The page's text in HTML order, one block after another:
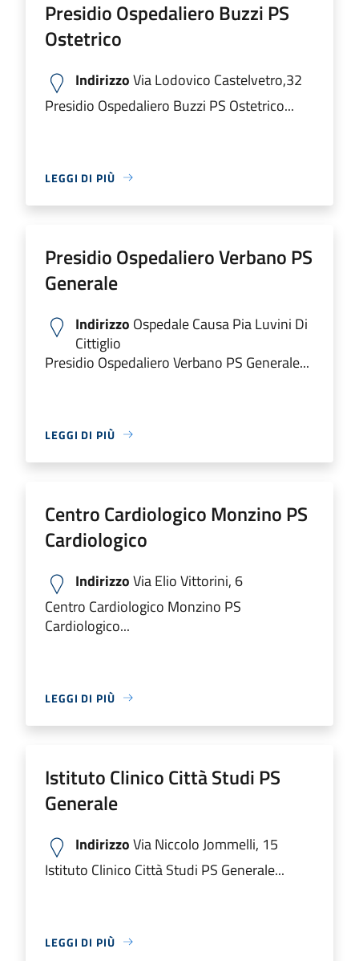
Presidio Ospedaliero Buzzi PS
Ostetrico
IndirizzoVia Lodovico Castelvetro,32
Presidio Ospedaliero Buzzi PS Ostetrico...
LEGGI DI PIÙ
Presidio Ospedaliero Verbano PS
Generale
Indirizzo Ospedale Causa Pia Luvini Di
Cittiglio
Presidio Ospedaliero Verbano PS Generale...
LEGGI DI PIÙ
Centro Cardiologico Monzino PS
Cardiologico
IndirizzoVia Elio Vittorini, 6
Centro Cardiologico Monzino PS
Cardiologico...
LEGGI DI PIÙ
Istituto Clinico Città Studi PS
Generale
IndirizzoVia Niccolo Jommelli, 15
Istituto Clinico Città Studi PS Generale...
LEGGI DI PIÙ